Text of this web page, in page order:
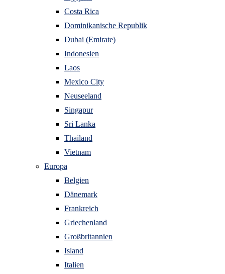
Costa Rica
Dominikanische Republik
Dubai (Emirate)
Indonesien
Laos
Mexico City
Neuseeland
Singapur
Sri Lanka
Thailand
Vietnam
Europa
Belgien
Dänemark
Frankreich
Griechenland
Großbritannien
Island
Italien